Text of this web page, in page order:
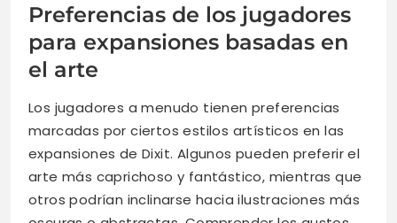
Preferencias de los jugadores
para expansiones basadas en
el arte
Los jugadores a menudo tienen preferencias
marcadas por ciertos estilos artísticos en las
expansiones de Dixit. Algunos pueden preferir el
arte más caprichoso y fantástico, mientras que
otros podrían inclinarse hacia ilustraciones más